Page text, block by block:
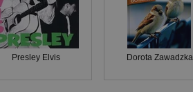
Presley Elvis Dorota Zawadzka